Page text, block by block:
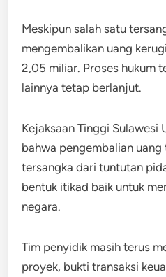
Meskipun salah satu
mengembalikan uang
2,05 miliar. Proses hukum
lainnya tetap berlanjut.
Kejaksaan Tinggi Sulawesi
bahwa pengembalian
tersangka dari tuntutan
bentuk itikad baik untuk
negara.
Tim penyidik masih terus
proyek, bukti transaksi